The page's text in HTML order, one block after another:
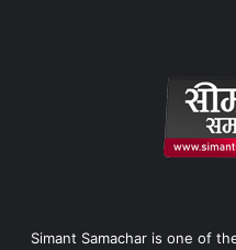
Simant Samachar is one of